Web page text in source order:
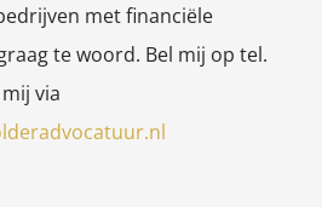
met financiële
te woord. Bel mij op tel.
via